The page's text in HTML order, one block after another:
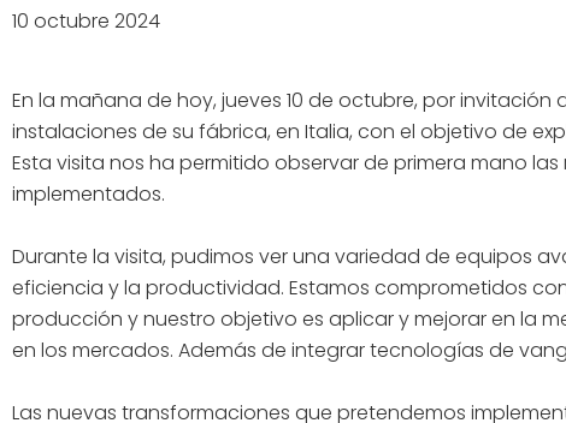
10 octubre 2024
En la mañana de hoy, jueves 10 de octubre, por
instalaciones de su fábrica, en Italia, con el objetivo de
Esta visita nos ha permitido observar de primera mano
implementados.
Durante la visita, pudimos ver una variedad de equipos
eficiencia y la productividad. Estamos comprometidos
producción y nuestro objetivo es aplicar y mejorar en la
en los mercados. Además de integrar tecnologías de
Las nuevas transformaciones que pretendemos